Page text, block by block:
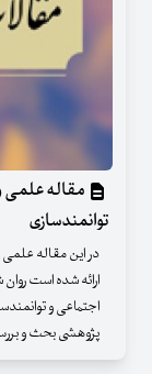
مقاله علمی
توانمندسازی
ارائه شده است
اجتماعی و
پژوهشی بحث و